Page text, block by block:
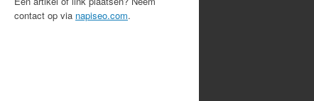
contact op via napiseo.com.